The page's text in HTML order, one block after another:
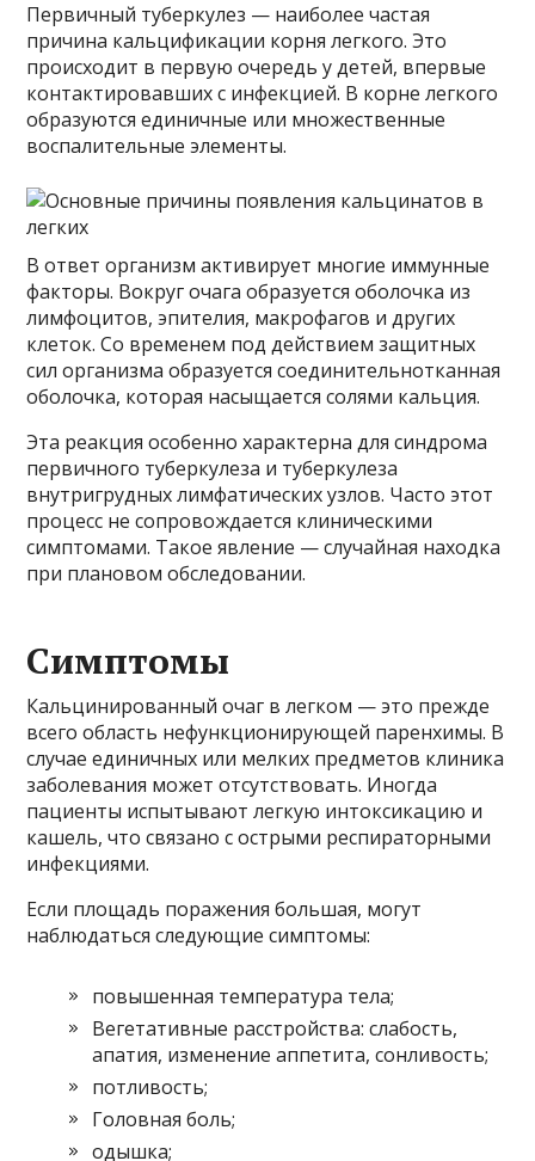
Первичный туберкулез — наиболее частая
причина кальцификации корня легкого. Это
происходит в первую очередь у детей, впервые
контактировавших с инфекцией. В корне легкого
образуются единичные или множественные
воспалительные элементы.
В ответ организм активирует многие иммунные
факторы. Вокруг очага образуется оболочка из
лимфоцитов, эпителия, макрофагов и других
клеток. Со временем под действием защитных
сил организма образуется соединительнотканная
оболочка, которая насыщается солями кальция.
Эта реакция особенно характерна для синдрома
первичного туберкулеза и туберкулеза
внутригрудных лимфатических узлов. Часто этот
процесс не сопровождается клиническими
симптомами. Такое явление — случайная находка
при плановом обследовании.
Симптомы
Кальцинированный очаг в легком — это прежде
всего область нефункционирующей паренхимы. В
случае единичных или мелких предметов клиника
заболевания может отсутствовать. Иногда
пациенты испытывают легкую интоксикацию и
кашель, что связано с острыми респираторными
инфекциями.
Если площадь поражения большая, могут
наблюдаться следующие симптомы:
повышенная температура тела;
Вегетативные расстройства: слабость,
апатия, изменение аппетита, сонливость;
потливость;
Головная боль;
одышка;